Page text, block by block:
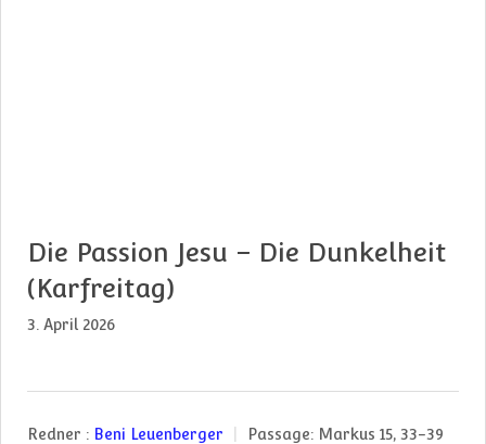
Die Passion Jesu – Die Dunkelheit
(Karfreitag)
3. April 2026
Redner : Beni Leuenberger Passage: Markus 15, 33-39